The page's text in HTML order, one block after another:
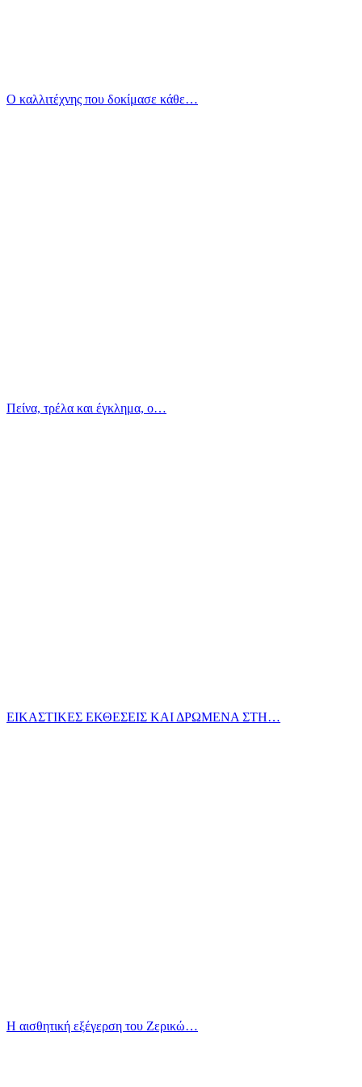
Ο καλλιτέχνης που δοκίμασε κάθε…
Πείνα, τρέλα και έγκλημα, ο…
ΕΙΚΑΣΤΙΚΕΣ ΕΚΘΕΣΕΙΣ ΚΑΙ ΔΡΩΜΕΝΑ ΣΤΗ…
Η αισθητική εξέγερση του Ζερικώ…